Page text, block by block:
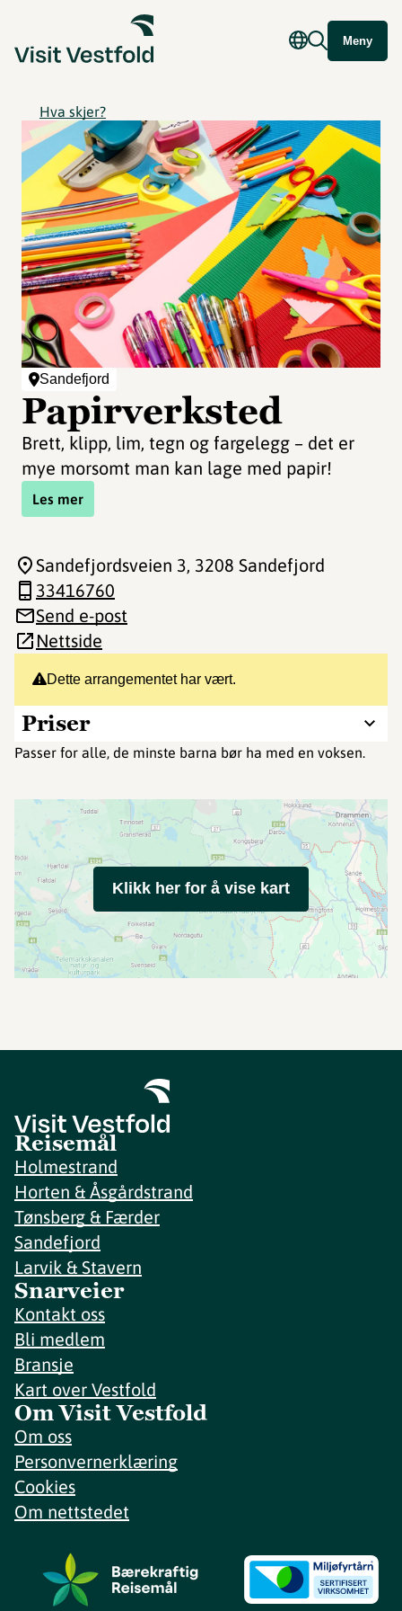
Meny
Hva skjer?
Sandefjord
Papirverksted
Brett, klipp, lim, tegn og fargelegg – det er
mye morsomt man kan lage med papir!
Les mer
Dette arrangementet har vært.
Priser
Passer for alle, de minste barna bør ha med en voksen.
Sandefjordsveien 3, 3208 Sandefjord
33416760
Send e-post
Nettside
Klikk her for å vise kart
Reisemål
Holmestrand
Horten & Åsgårdstrand
Tønsberg & Færder
Sandefjord
Larvik & Stavern
Snarveier
Kontakt oss
Bli medlem
Bransje
Kart over Vestfold
Om Visit Vestfold
Om oss
Personvernerklæring
Cookies
Om nettstedet